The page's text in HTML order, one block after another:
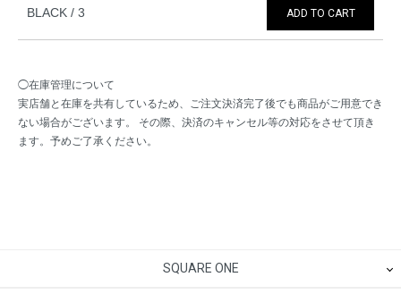
BLACK / 3 ADD TO CART
◯在庫管理について
実店舗と在庫を共有しているため、ご注文決済完了後でも商品がご用意でき
ない場合がございます。 その際、決済のキャンセル等の対応をさせて頂き
ます。予めご了承ください。
SQUARE ONE